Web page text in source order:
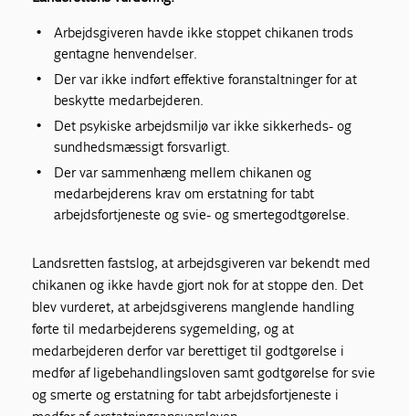
Arbejdsgiveren havde ikke stoppet chikanen trods
gentagne henvendelser.
Der var ikke indført effektive foranstaltninger for at
beskytte medarbejderen.
Det psykiske arbejdsmiljø var ikke sikkerheds- og
sundhedsmæssigt forsvarligt.
Der var sammenhæng mellem chikanen og
medarbejderens krav om erstatning for tabt
arbejdsfortjeneste og svie- og smertegodtgørelse.
Landsretten fastslog, at arbejdsgiveren var bekendt med
chikanen og ikke havde gjort nok for at stoppe den. Det
blev vurderet, at arbejdsgiverens manglende handling
førte til medarbejderens sygemelding, og at
medarbejderen derfor var berettiget til godtgørelse i
medfør af ligebehandlingsloven samt godtgørelse for svie
og smerte og erstatning for tabt arbejdsfortjeneste i